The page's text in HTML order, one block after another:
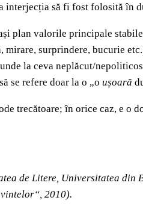
interjecția să fi fost folosită în
plan valorile principale
surprindere, bucurie
la ceva neplăcut/
se refere doar la o „o ușoară
trecătoare; în orice caz, e o
de Litere, Universitatea din
2010).